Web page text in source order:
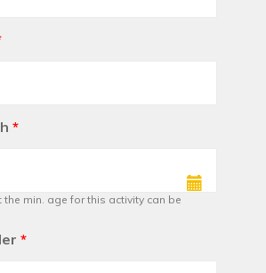
*
the min. age for this activity can be
*